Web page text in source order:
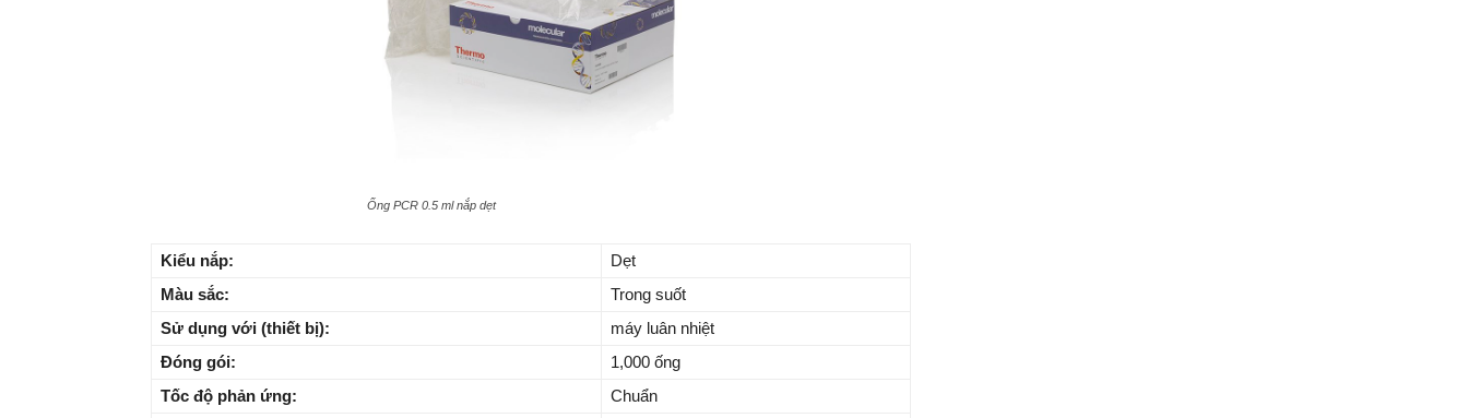
Ống PCR 0.5 ml nắp dẹt
Kiểu nắp:
Dẹt
Màu sắc:
Trong suốt
Sử dụng với (thiết bị):
máy luân nhiệt
Đóng gói:
1,000 ống
Tốc độ phản ứng:
Chuẩn